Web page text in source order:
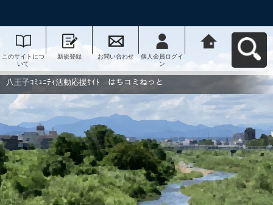
このサイトにつ
いて
新規登録 お問い合わせ
個人会員ログイ
ン
動応援ｻｲﾄ はち
コミねっとへ戻
八王子ｺﾐｭﾆﾃｨ活動応援ｻｲﾄ はちコミねっと